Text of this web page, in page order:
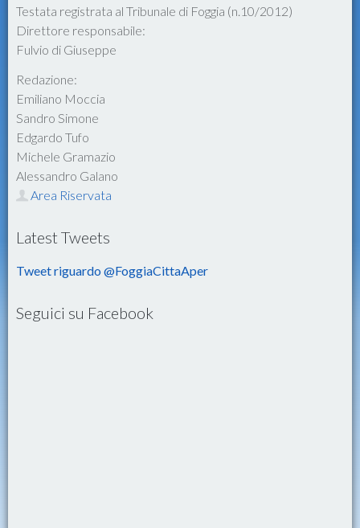
Testata registrata al Tribunale di Foggia (n.10/2012)
Direttore responsabile:
Fulvio di Giuseppe
Redazione:
Emiliano Moccia
Sandro Simone
Edgardo Tufo
Michele Gramazio
Alessandro Galano
Area Riservata
Latest Tweets
Tweet riguardo @FoggiaCittaAper
Seguici su Facebook